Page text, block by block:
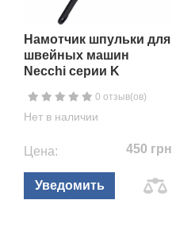
Намотчик шпульки для
швейных машин
Necchi серии K
0 отзыв(ов)
Нет в наличии
Цена: 450 грн
Уведомить